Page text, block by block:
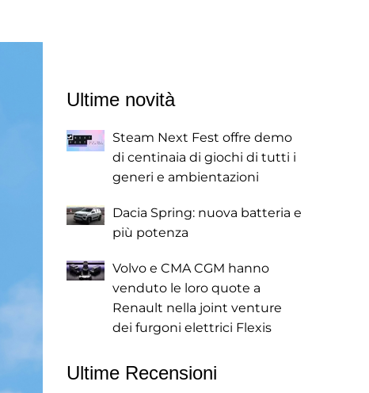
Ultime novità
Steam Next Fest offre demo
di centinaia di giochi di tutti i
generi e ambientazioni
Dacia Spring: nuova batteria e
più potenza
Volvo e CMA CGM hanno
venduto le loro quote a
Renault nella joint venture
dei furgoni elettrici Flexis
Ultime Recensioni